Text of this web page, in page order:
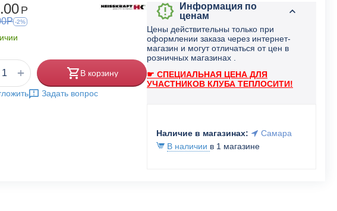
Р
Р -2%
+ В корзину
Задать вопрос
Информация по
ценам
Цены действительны только при
оформлении заказа через интернет-
магазин и могут отличаться от цен в
розничных магазинах .
☛ СПЕЦИАЛЬНАЯ ЦЕНА ДЛЯ
УЧАСТНИКОВ КЛУБА ТЕПЛОСИТИ!
Наличие в магазинах:
Самара
В наличии в 1 магазине